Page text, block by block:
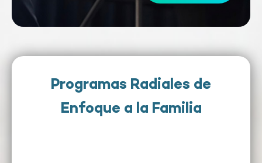
Programas Radiales de
Enfoque a la Familia